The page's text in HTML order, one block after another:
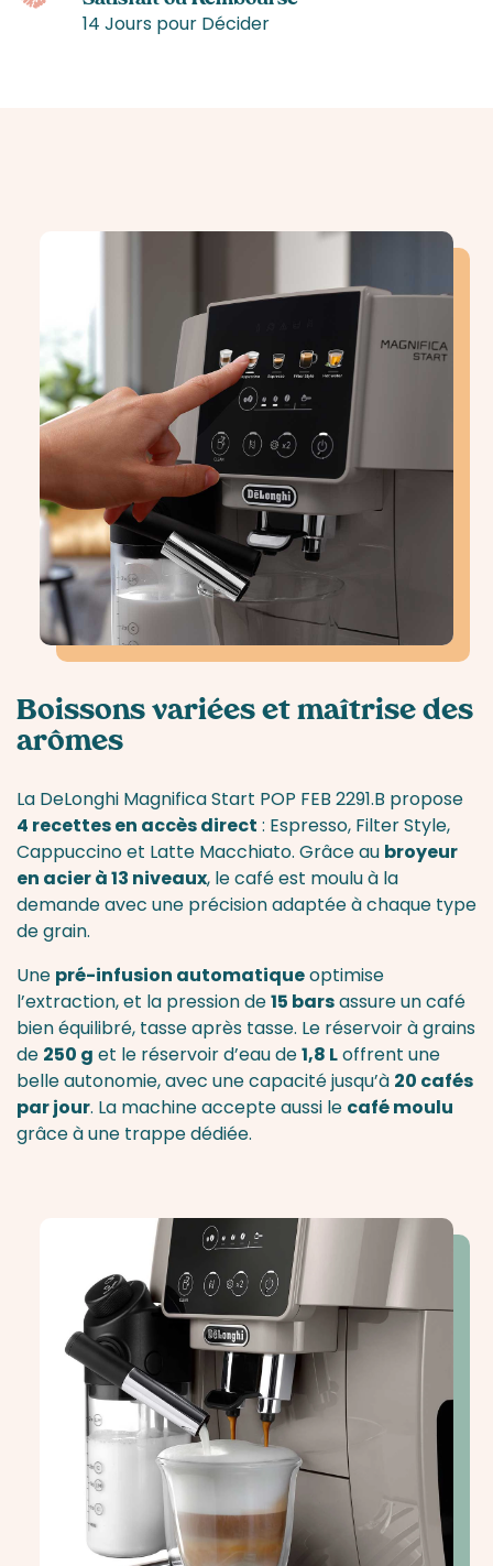
14 Jours pour Décider
Boissons variées et maîtrise des
arômes
La DeLonghi Magnifica Start POP FEB 2291.B propose
4 recettes en accès direct : Espresso, Filter Style,
Cappuccino et Latte Macchiato. Grâce au broyeur
en acier à 13 niveaux, le café est moulu à la
demande avec une précision adaptée à chaque type
de grain.
Une pré-infusion automatiqueoptimise
l’extraction, et la pression de15 barsassure un café
bien équilibré, tasse après tasse. Le réservoir à grains
de 250 g et le réservoir d’eau de1,8 Loffrent une
belle autonomie, avec une capacité jusqu’à 20 cafés
par jour. La machine accepte aussi le café moulu
grâce à une trappe dédiée.